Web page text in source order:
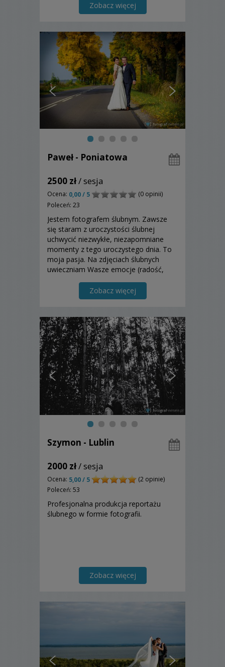
Zobacz więcej
Paweł - Poniatowa
2500 zł/ sesja
Ocena: 0,00 / 5
(0 opinii)
Poleceń: 23
Jestem fotografem ślubnym. Zawsze
się staram z uroczystości ślubnej
uchwycić niezwykłe, niezapomniane
momenty z tego uroczystego dnia. To
moja pasja. Na zdjęciach ślubnych
uwieczniam Wasze emocje (radość,
zapoznania się z moją ofertą.
Zobacz więcej
Szymon - Lublin
2000 zł/ sesja
Ocena: 5,00 / 5
(2 opinie)
Poleceń: 53
Profesjonalna produkcja reportażu
ślubnego w formie fotografii.
Zobacz więcej